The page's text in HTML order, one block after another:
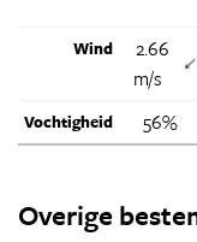
Wind
2.66
m/s
↑
Vochtigheid 56%
Overige